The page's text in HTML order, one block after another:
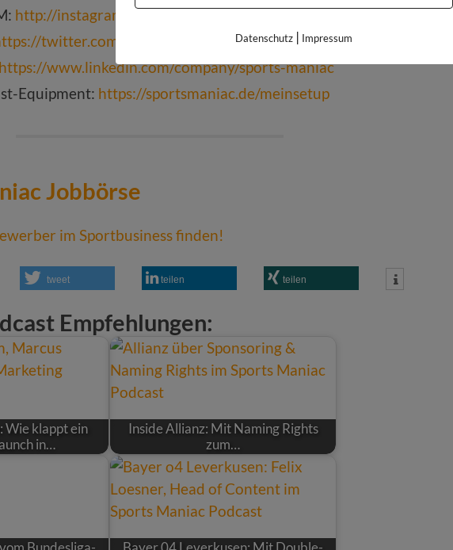
http://instagram.com/danielspruegel
twitter.com/DanielSpruegel
https://www.linkedin.com/company/sports-maniac
Equipment: https://sportsmaniac.de/meinsetup
im Sportbusiness finden!
tweet teilen teilen
Empfehlungen:
Wie klappt ein
in…
Inside Allianz: Mit Naming Rights
zum…
Datenschutz | Impressum